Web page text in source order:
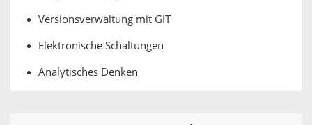
Versionsverwaltung mit GIT
Elektronische Schaltungen
Analytisches Denken